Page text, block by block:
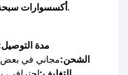
أكسسواراتشرّابات، فواصل، علب تخزين.
مدة
الشحن:مجاني في